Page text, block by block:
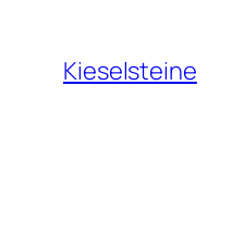
Inhalt
springen
Kieselsteine